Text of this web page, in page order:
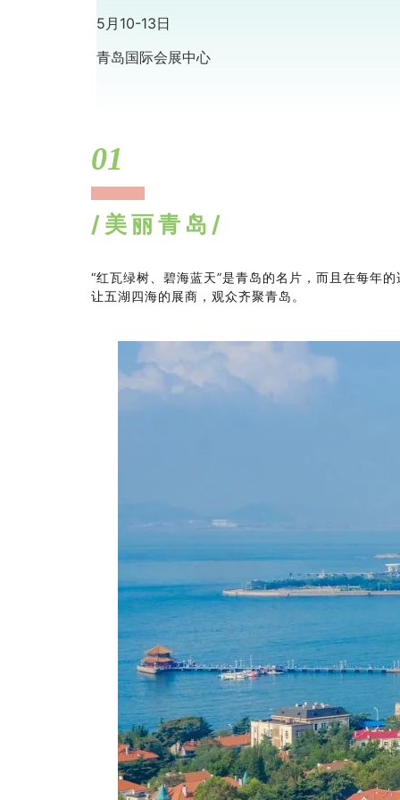
5月10-13日
青岛国际会展中心
01
/美丽青岛 /
“红瓦绿树、碧海蓝天”是青岛的名片，而且在每年
让五湖四海的展商，观众齐聚青岛。